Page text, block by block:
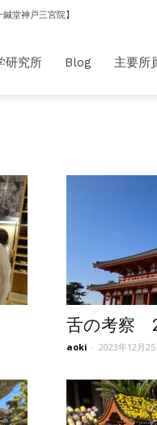
鍼堂神戸三宮院】
研究所 Blog 主要所
舌の考察
aoki - 2023年12月25